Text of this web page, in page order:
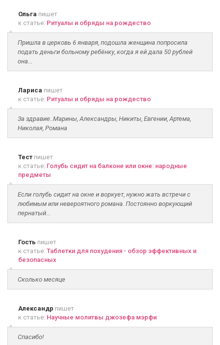
Ольга пишет
к статье: Ритуалы и обряды на рождество
Пришла в церковь 6 января, подошла женщина попросила
подать деньги больному ребёнку, когда я ей дала 50 рублей
она...
Лариса пишет
к статье: Ритуалы и обряды на рождество
За здравие..Марины, Александры, Никиты, Евгении, Артема,
Николая, Романа
Тест пишет
к статье: Голубь сидит на балконе или окне: народные
предметы
Если голубь сидит на окне и воркует, нужно жать встречи с
любимым или невероятного романа. Постоянно воркующий
пернатый...
Гость пишет
к статье: Таблетки для похудения - обзор эффективных и
безопасных
Сколько месяце
Александр пишет
к статье: Научные молитвы джозефа мэрфи
Спасибо!